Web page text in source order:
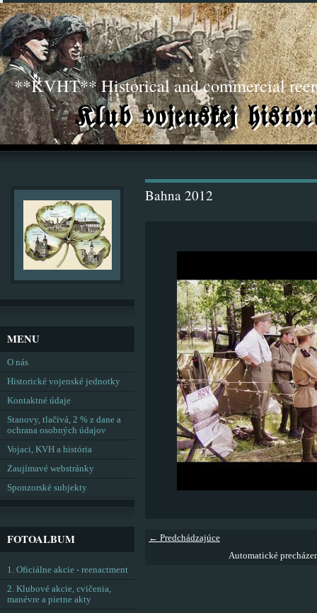
**KVHT** Historical and commercial
Bahna 2012
← Predchádzajúce
Automatické
MENU
O nás
Historické vojenské jednotky
Kontaktné údaje
Stanovy, tlačivá, 2 % z dane a
ochrana osobných údajov
Vojaci, KVH a história
Zaujímavé webstránky
Sponzorské subjekty
FOTOALBUM
1. Oficiálne akcie - reenactment
2. Klubové akcie, cvičenia,
manévre a pietne akty